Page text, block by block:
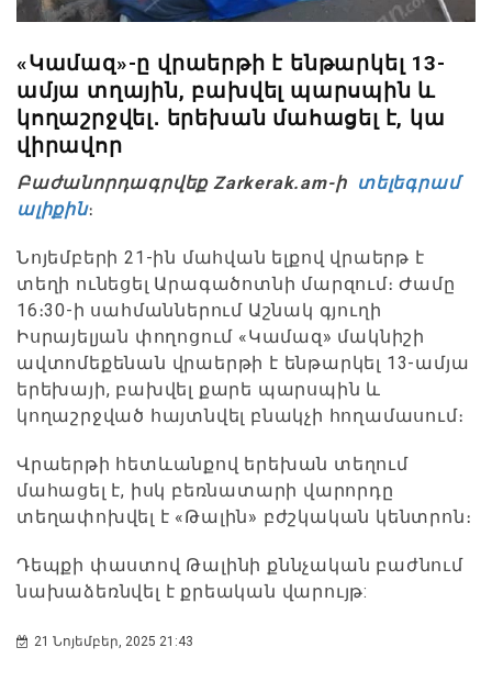
«Կամազ»-ը վրաերթի է ենթարկել 13-
ամյա տղային, բախվել պարսպին և
կողաշրջվել․ երեխան մահացել է, կա
վիրավոր
Բաժանորդագրվեք Zarkerak.am-ի տելեգրամ
ալիքին։
Նոյեմբերի 21-ին մահվան ելքով վրաերթ է
տեղի ունեցել Արագածոտնի մարզում։ Ժամը
16։30-ի սահմաններում Աշնակ գյուղի
Իսրայելյան փողոցում «Կամազ» մակնիշի
ավտոմեքենան վրաերթի է ենթարկել 13-ամյա
երեխայի, բախվել քարե պարսպին և
կողաշրջված հայտնվել բնակչի հողամասում։
Վրաերթի հետևանքով երեխան տեղում
մահացել է, իսկ բեռնատարի վարորդը
տեղափոխվել է «Թալին» բժշկական կենտրոն։
Դեպքի փաստով Թալինի քննչական բաժնում
նախաձեռնվել է քրեական վարույթ:
21 Նոյեմբեր, 2025 21:43